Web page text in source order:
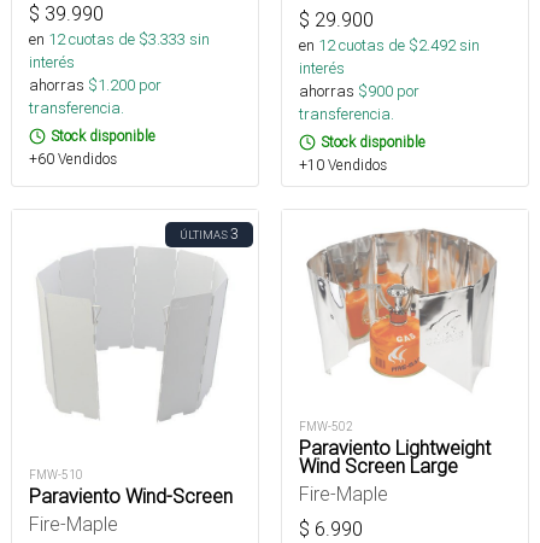
$ 39.990
en 12cuotas de $3.333 sin
interés
ahorras $1.200 por
transferencia.
Stock disponible
+60 Vendidos
$ 29.900
en 12cuotas de $2.492sin
interés
ahorras $900 por
transferencia.
Stock disponible
+10 Vendidos
ÚLTIMAS3
FMW-510
Paraviento Wind-Screen
Fire-Maple
FMW-502
Paraviento Lightweight
Wind Screen Large
Fire-Maple
$ 6.990